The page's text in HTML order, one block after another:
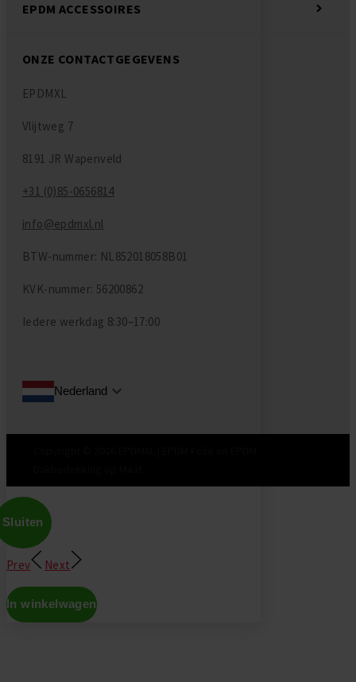
EPDM ACCESSOIRES
ONZE CONTACTGEGEVENS
EPDMXL
Vlijtweg 7
8191 JR Wapenveld
+31 (0)85-0656814
info@epdmxl.nl
BTW-nummer: NL852018058B01
KVK-nummer: 56200862
Iedere werkdag 8:30–17:00
Nederland
Sluiten
Prev Next
In winkelwagen